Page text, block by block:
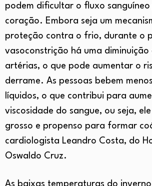
podem dificultar o fluxo
coração. Embora seja um
proteção contra o frio, durante o
vasoconstrição há uma diminuição
artérias, o que pode aumentar o
derrame. As pessoas bebem
líquidos, o que contribui para
viscosidade do sangue, ou seja,
grosso e propenso para formar
cardiologista Leandro Costa, do
Oswaldo Cruz.
As baixas temperaturas do